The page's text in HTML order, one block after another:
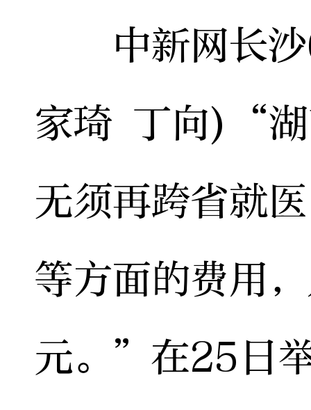
中新网长沙
家琦 丁向)“湖
无须再跨省就
等方面的费用
元。”在25日